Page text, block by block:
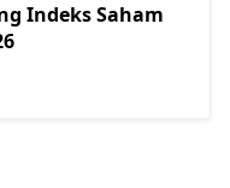
Indeks Saham